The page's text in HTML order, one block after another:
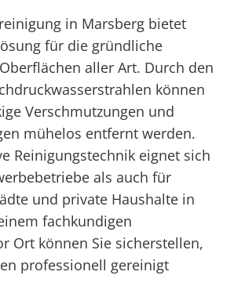
in Marsberg bietet
für die gründliche
aller Art. Durch den
können
Verschmutzungen und
mühelos entfernt werden.
Reinigungstechnik eignet sich
als auch für
und private Haushalte in
fachkundigen
Ort können Sie sicherstellen,
professionell gereinigt